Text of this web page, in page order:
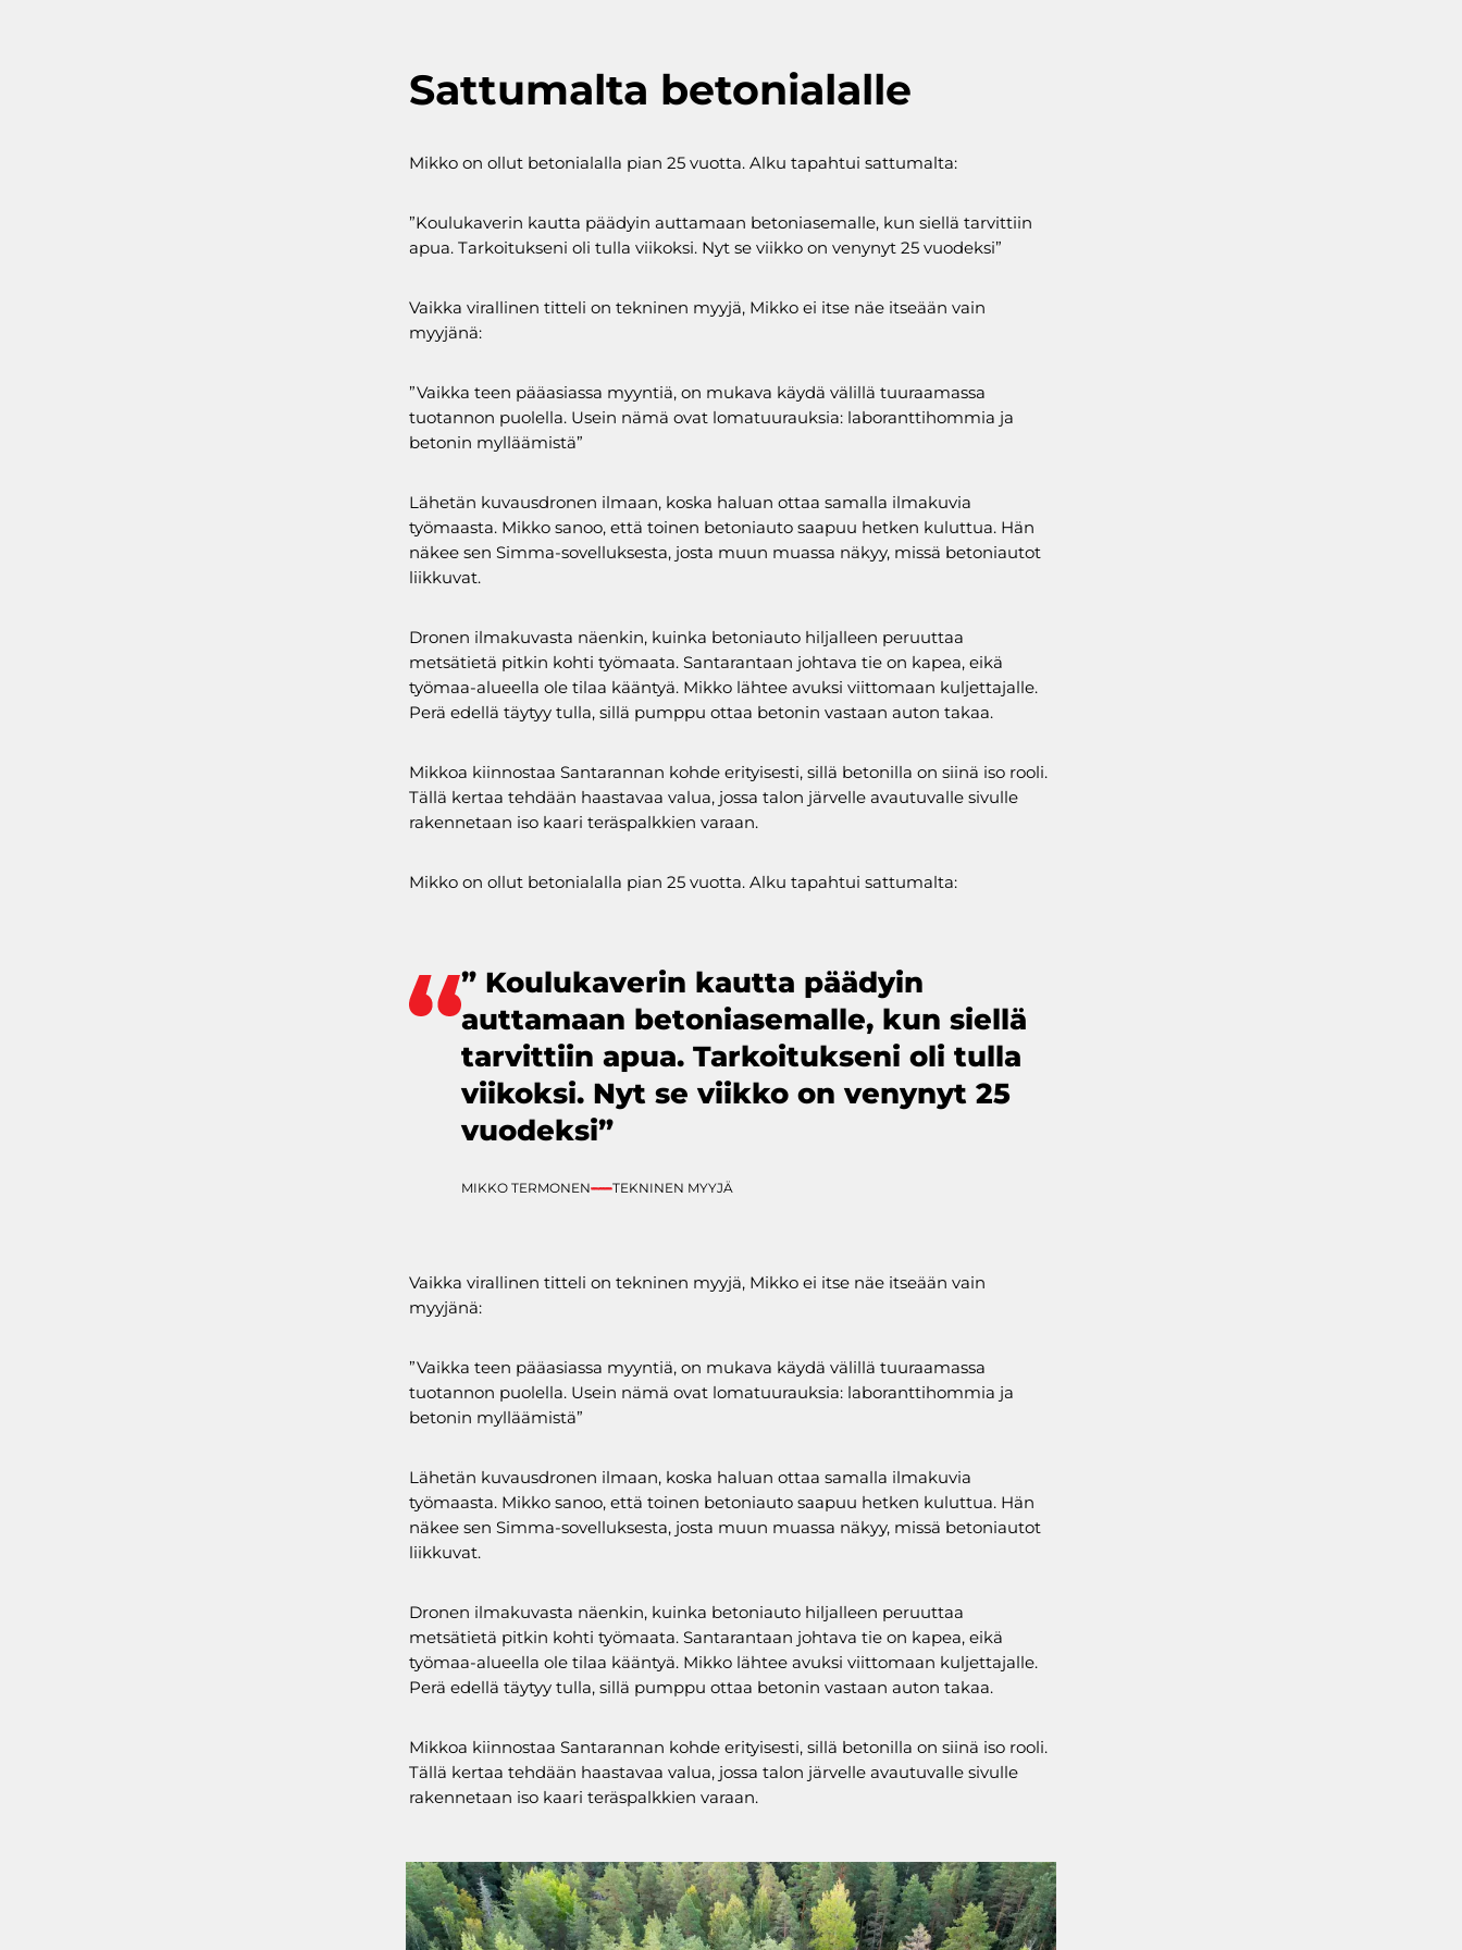
Sattumalta betonialalle
Mikko on ollut betonialalla pian 25 vuotta. Alku tapahtui sattumalta:
”Koulukaverin kautta päädyin auttamaan betoniasemalle, kun siellä tarvittiin
apua. Tarkoitukseni oli tulla viikoksi. Nyt se viikko on venynyt 25 vuodeksi”
Vaikka virallinen titteli on tekninen myyjä, Mikko ei itse näe itseään vain
myyjänä:
”Vaikka teen pääasiassa myyntiä, on mukava käydä välillä tuuraamassa
tuotannon puolella. Usein nämä ovat lomatuurauksia: laboranttihommia ja
betonin mylläämistä”
Lähetän kuvausdronen ilmaan, koska haluan ottaa samalla ilmakuvia
työmaasta. Mikko sanoo, että toinen betoniauto saapuu hetken kuluttua. Hän
näkee sen Simma-sovelluksesta, josta muun muassa näkyy, missä betoniautot
liikkuvat.
Dronen ilmakuvasta näenkin, kuinka betoniauto hiljalleen peruuttaa
metsätietä pitkin kohti työmaata. Santarantaan johtava tie on kapea, eikä
työmaa-alueella ole tilaa kääntyä. Mikko lähtee avuksi viittomaan kuljettajalle.
Perä edellä täytyy tulla, sillä pumppu ottaa betonin vastaan auton takaa.
Mikkoa kiinnostaa Santarannan kohde erityisesti, sillä betonilla on siinä iso rooli.
Tällä kertaa tehdään haastavaa valua, jossa talon järvelle avautuvalle sivulle
rakennetaan iso kaari teräspalkkien varaan.
Mikko on ollut betonialalla pian 25 vuotta. Alku tapahtui sattumalta:
” Koulukaverin kautta päädyin
auttamaan betoniasemalle, kun siellä
tarvittiin apua. Tarkoitukseni oli tulla
viikoksi. Nyt se viikko on venynyt 25
vuodeksi”
MIKKO TERMONEN TEKNINEN MYYJÄ
Vaikka virallinen titteli on tekninen myyjä, Mikko ei itse näe itseään vain
myyjänä:
”Vaikka teen pääasiassa myyntiä, on mukava käydä välillä tuuraamassa
tuotannon puolella. Usein nämä ovat lomatuurauksia: laboranttihommia ja
betonin mylläämistä”
Lähetän kuvausdronen ilmaan, koska haluan ottaa samalla ilmakuvia
työmaasta. Mikko sanoo, että toinen betoniauto saapuu hetken kuluttua. Hän
näkee sen Simma-sovelluksesta, josta muun muassa näkyy, missä betoniautot
liikkuvat.
Dronen ilmakuvasta näenkin, kuinka betoniauto hiljalleen peruuttaa
metsätietä pitkin kohti työmaata. Santarantaan johtava tie on kapea, eikä
työmaa-alueella ole tilaa kääntyä. Mikko lähtee avuksi viittomaan kuljettajalle.
Perä edellä täytyy tulla, sillä pumppu ottaa betonin vastaan auton takaa.
Mikkoa kiinnostaa Santarannan kohde erityisesti, sillä betonilla on siinä iso rooli.
Tällä kertaa tehdään haastavaa valua, jossa talon järvelle avautuvalle sivulle
rakennetaan iso kaari teräspalkkien varaan.